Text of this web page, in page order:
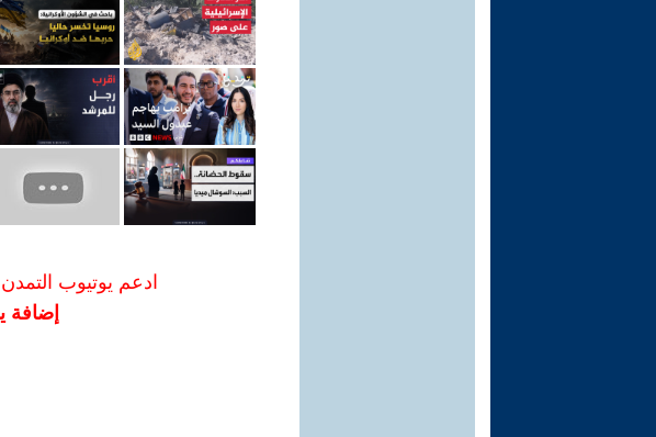
ادعم يوتيوب
إضافة